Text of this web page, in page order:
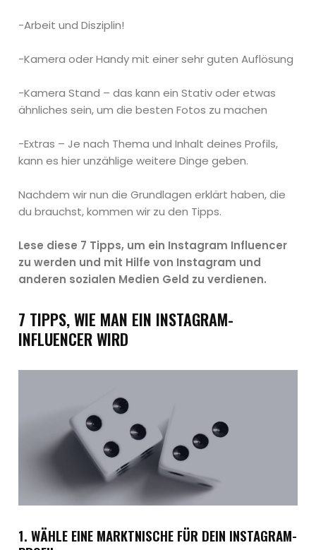
-Arbeit und Disziplin!
-Kamera oder Handy mit einer sehr guten Auflösung
-Kamera Stand – das kann ein Stativ oder etwas
ähnliches sein, um die besten Fotos zu machen
-Extras – Je nach Thema und Inhalt deines Profils,
kann es hier unzählige weitere Dinge geben.
Nachdem wir nun die Grundlagen erklärt haben, die
du brauchst, kommen wir zu den Tipps.
Lese diese 7 Tipps, um ein Instagram Influencer
zu werden und mit Hilfe von Instagram und
anderen sozialen Medien Geld zu verdienen.
7 TIPPS, WIE MAN EIN INSTAGRAM-
INFLUENCER WIRD
1. WÄHLE EINE MARKTNISCHE FÜR DEIN INSTAGRAM-